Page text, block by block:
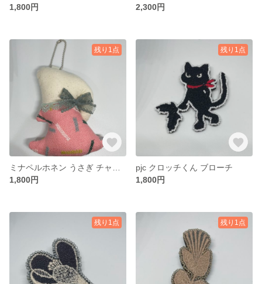
1,800円
2,300円
残り1点
1,800円
残り1点
pjc クロッチくん ブローチ
1,800円
残り1点 残り1点